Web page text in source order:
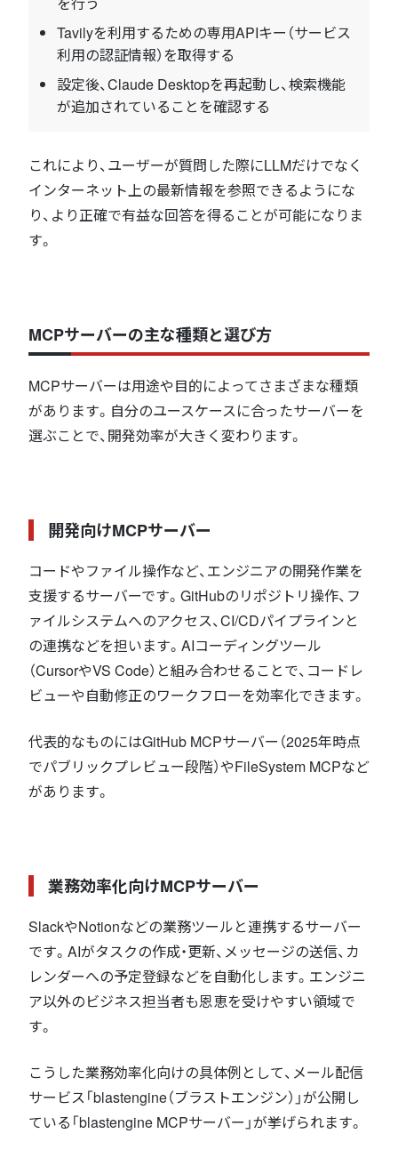
Tavilyを利用するための専用APIキー（サービス
利用の認証情報）を取得する
設定後、Claude Desktopを再起動し、検索機能
が追加されていることを確認する
これにより、ユーザーが質問した際にLLMだけでなく
インターネット上の最新情報を参照できるようにな
り、より正確で有益な回答を得ることが可能になりま
す。
MCPサーバーの主な種類と選び方
MCPサーバーは用途や目的によってさまざまな種類
があります。自分のユースケースに合ったサーバーを
選ぶことで、開発効率が大きく変わります。
開発向けMCPサーバー
コードやファイル操作など、エンジニアの開発作業を
支援するサーバーです。GitHubのリポジトリ操作、フ
ァイルシステムへのアクセス、CI/CDパイプラインと
の連携などを担います。AIコーディングツール
（CursorやVS Code）と組み合わせることで、コードレ
ビューや自動修正のワークフローを効率化できます。
代表的なものにはGitHub MCPサーバー（2025年時点
でパブリックプレビュー段階）やFileSystem MCPなど
があります。
業務効率化向けMCPサーバー
SlackやNotionなどの業務ツールと連携するサーバー
です。AIがタスクの作成・更新、メッセージの送信、カ
レンダーへの予定登録などを自動化します。エンジニ
ア以外のビジネス担当者も恩恵を受けやすい領域で
す。
こうした業務効率化向けの具体例として、メール配信
サービス「blastengine（ブラストエンジン）」が公開し
ている「blastengine MCPサーバー」が挙げられます。